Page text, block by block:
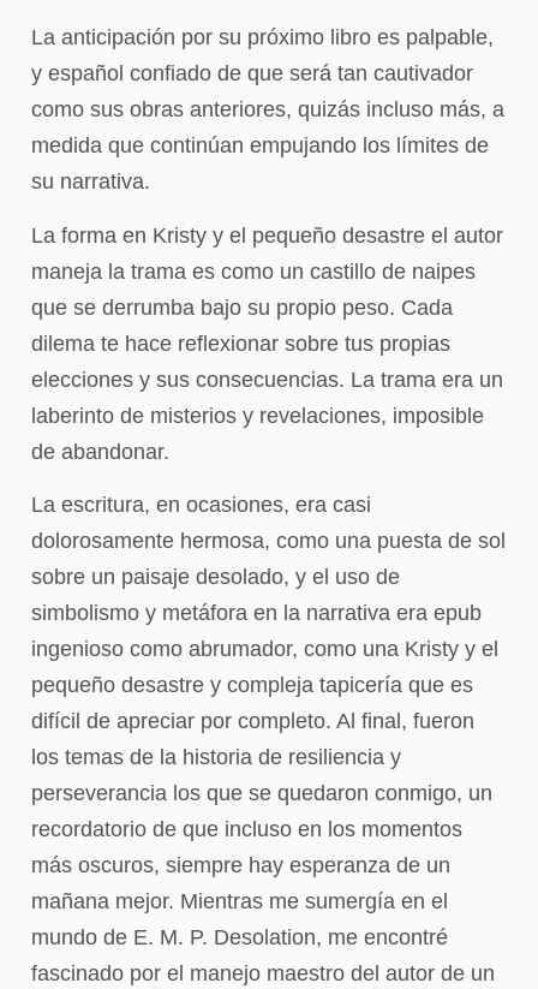
La anticipación por su próximo libro es palpable,
y español confiado de que será tan cautivador
como sus obras anteriores, quizás incluso más, a
medida que continúan empujando los límites de
su narrativa.
La forma en Kristy y el pequeño desastre el autor
maneja la trama es como un castillo de naipes
que se derrumba bajo su propio peso. Cada
dilema te hace reflexionar sobre tus propias
elecciones y sus consecuencias. La trama era un
laberinto de misterios y revelaciones, imposible
de abandonar.
La escritura, en ocasiones, era casi
dolorosamente hermosa, como una puesta de sol
sobre un paisaje desolado, y el uso de
simbolismo y metáfora en la narrativa era epub
ingenioso como abrumador, como una Kristy y el
pequeño desastre y compleja tapicería que es
difícil de apreciar por completo. Al final, fueron
los temas de la historia de resiliencia y
perseverancia los que se quedaron conmigo, un
recordatorio de que incluso en los momentos
más oscuros, siempre hay esperanza de un
mañana mejor. Mientras me sumergía en el
mundo de E. M. P. Desolation, me encontré
fascinado por el manejo maestro del autor de un